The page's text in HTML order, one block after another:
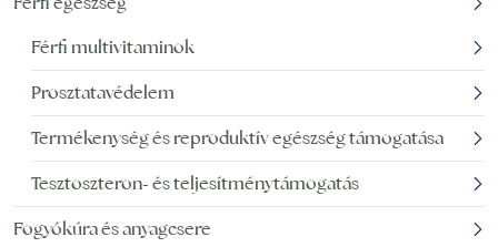
Férfi multivitaminok
Prosztatavédelem
Termékenység és reproduktív egészség támogatása
Tesztoszteron- és teljesítménytámogatás
Fogyókúra és anyagcsere